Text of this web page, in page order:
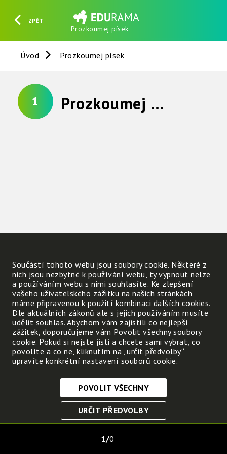
ZPĚT
Prozkoumej písek
HLEDAT REGISTROVAT
Úvod Prozkoumej písek
1 Prozkoumej písek
1 0
Součástí tohoto webu jsou soubory cookie. Některé z
nich jsou nezbytné k používání webu, ty vypnout nelze
a používáním webu s nimi souhlasíte. Ke zlepšení
vašeho uživatelského zážitku na našich stránkách
máme připravenou k použití kombinaci dalších cookies.
Dle aktuálních zákonů ale s jejich používáním musíte
udělit souhlas. Abychom vám zajistili co nejlepší
zážitek, doporučujeme vám Povolit všechny soubory
cookie. Pokud si nejste jisti a chcete sami vybrat, co
povolíte a co ne, kliknutím na „určit předvolby“
upravíte konkrétní nastavení souborů cookie.
Nezbytně nutné cookies
Tyto soubory cookie jsou nezbytné, abyste se mohli
funkce. Bez těchto cookies by webové stránky
POVOLIT VŠECHNY
URČIT PŘEDVOLBY